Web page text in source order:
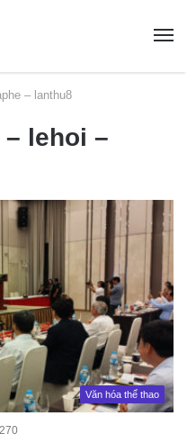
– lanthu8
lehoi –
Văn hóa thể thao
270